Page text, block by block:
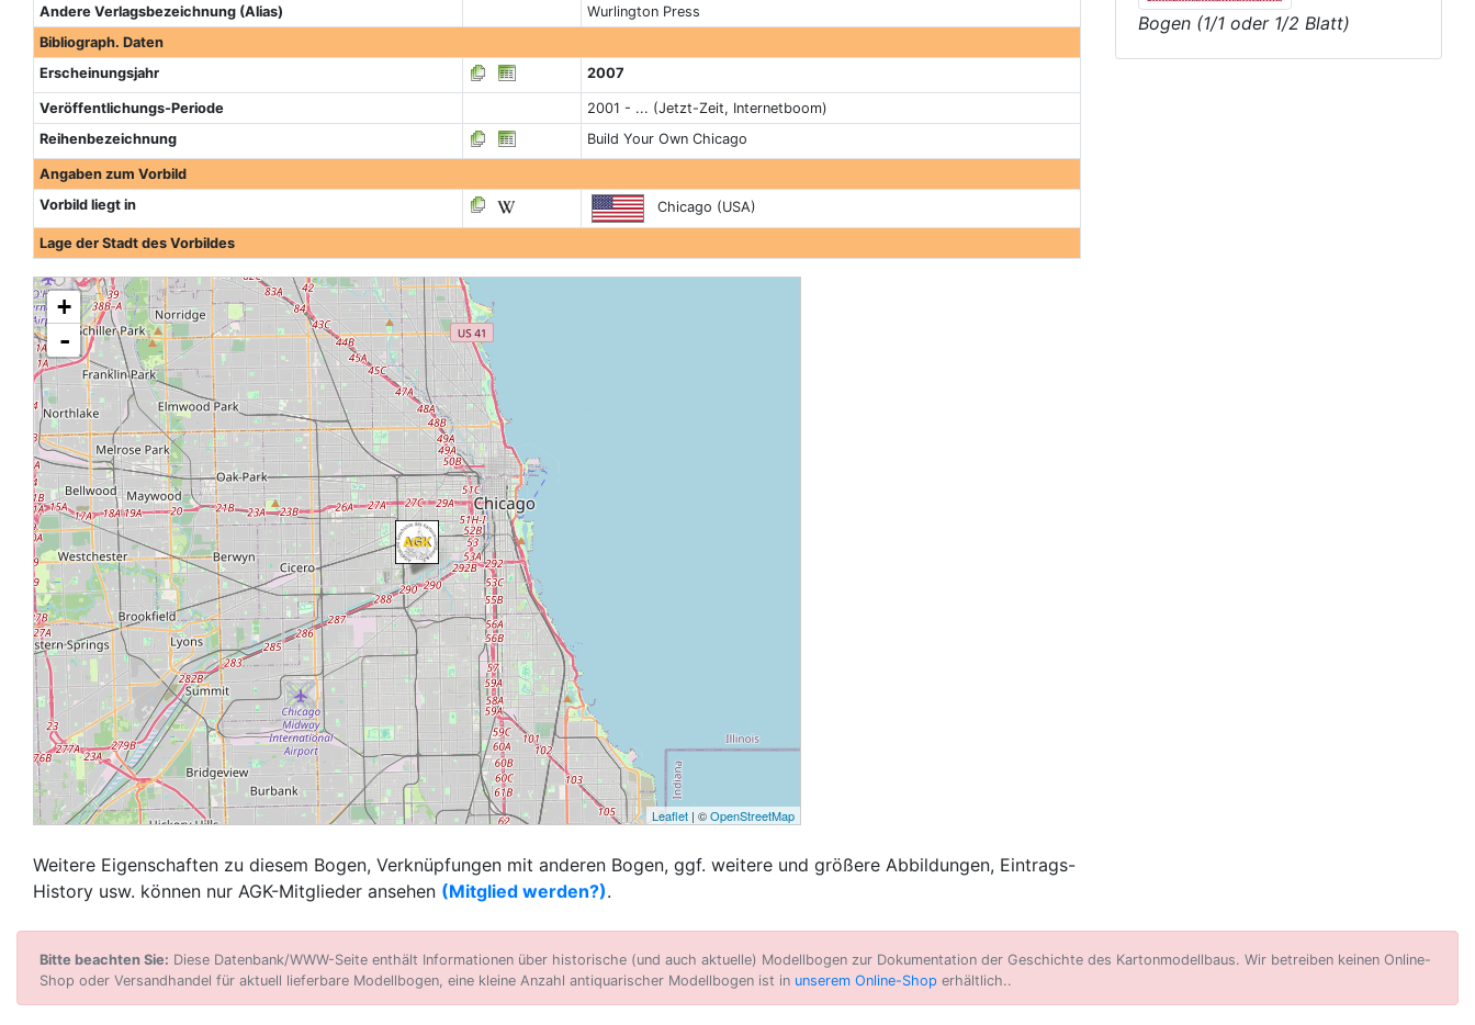
Andere Verlagsbezeichnung (Alias)
Wurlington Press
Bibliograph. Daten
Erscheinungsjahr
2007
Veröffentlichungs-Periode
2001 - ... (Jetzt-Zeit, Internetboom)
Reihenbezeichnung
Build Your Own Chicago
Angaben zum Vorbild
Vorbild liegt in
Chicago (USA)
Lage der Stadt des Vorbildes
+
-
Leaflet | ©OpenStreetMap
Weitere Eigenschaften zu diesem Bogen, Verknüpfungen mit anderen Bogen, ggf. weitere und größere Abbildungen, Eintrags-
History usw. können nur AGK-Mitglieder ansehen (Mitglied werden?).
Bogen (1/1 oder 1/2 Blatt)
Bitte beachten Sie: Diese Datenbank/WWW-Seite enthält Informationen über historische (und auch aktuelle) Modellbogen zur Dokumentation der Geschichte des Kartonmodellbaus. Wir betreiben keinen Online-
Shop oder Versandhandel für aktuell lieferbare Modellbogen, eine kleine Anzahl antiquarischer Modellbogen ist in unserem Online-Shop erhältlich..